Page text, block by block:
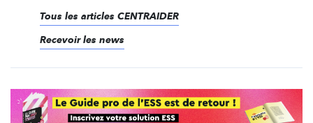
Tous les articles CENTRAIDER
Recevoir les news